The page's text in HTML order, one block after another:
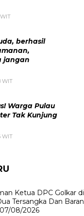
berhasil
jangan
WIT
Warga Pulau
Tak Kunjung
WIT
Ketua DPC Golkar
Tersangka Dan
07/08/2026